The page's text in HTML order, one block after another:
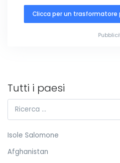
Clicca per un trasformatore
Tutti i paesi
Isole Salomone
Afghanistan